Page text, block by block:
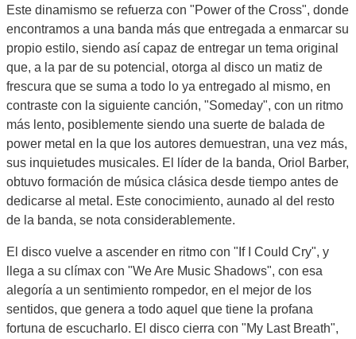
Este dinamismo se refuerza con "Power of the Cross", donde
encontramos a una banda más que entregada a enmarcar su
propio estilo, siendo así capaz de entregar un tema original
que, a la par de su potencial, otorga al disco un matiz de
frescura que se suma a todo lo ya entregado al mismo, en
contraste con la siguiente canción, "Someday", con un ritmo
más lento, posiblemente siendo una suerte de balada de
power metal en la que los autores demuestran, una vez más,
sus inquietudes musicales. El líder de la banda, Oriol Barber,
obtuvo formación de música clásica desde tiempo antes de
dedicarse al metal. Este conocimiento, aunado al del resto
de la banda, se nota considerablemente.
El disco vuelve a ascender en ritmo con "If I Could Cry", y
llega a su clímax con "We Are Music Shadows", con esa
alegoría a un sentimiento rompedor, en el mejor de los
sentidos, que genera a todo aquel que tiene la profana
fortuna de escucharlo. El disco cierra con "My Last Breath",